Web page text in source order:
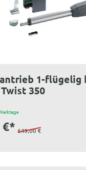
1-flügelig
350
€* 649,00 €